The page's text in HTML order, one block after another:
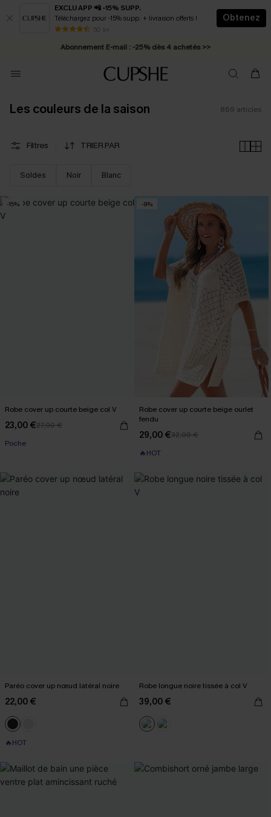
EXCLU APP 📲 -15% SUPP.
Téléchargez pour -15% supp. + livraison offerts !
50 k+
Obtenez
* Livraison éclair 2-3 jours ouvrés >>
Abonnement E-mail : -25% dès 4 achetés >>
Les couleurs de la saison 869 articles
Filtres TRIER PAR
Soldes Noir Blanc
-15%
Robe cover up courte beige col V
23,00 €27,00 €
Poche
-9%
Robe cover up courte beige ourlet
fendu
29,00 €32,00 €
🔥HOT
Paréo cover up nœud latéral noire
22,00 €
🔥HOT
Robe longue noire tissée à col V
39,00 €